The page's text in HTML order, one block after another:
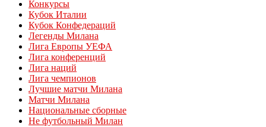
Конкурсы
Кубок Италии
Кубок Конфедераций
Легенды Милана
Лига Европы УЕФА
Лига конференций
Лига наций
Лига чемпионов
Лучшие матчи Милана
Матчи Милана
Национальные сборные
Не футбольный Милан